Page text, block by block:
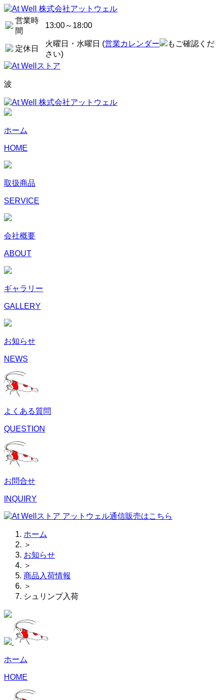
営業時
間
13:00～18:00
定休日
火曜日・水曜日 (営業カレンダー
もご確認くだ
さい)
波
ホーム
HOME
取扱商品
SERVICE
会社概要
ABOUT
ギャラリー
GALLERY
お知らせ
NEWS
よくある質問
QUESTION
お問合せ
INQUIRY
ホーム
＞
お知らせ
＞
商品入荷情報
＞
シュリンプ入荷
ホーム
HOME